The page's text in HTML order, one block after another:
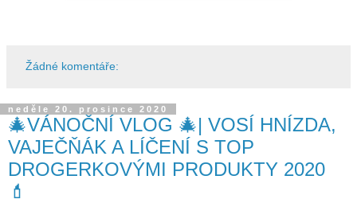
Žádné komentáře:
neděle 20. prosince 2020
🎄VÁNOČNÍ VLOG 🎄| VOSÍ HNÍZDA,
VAJEČŇÁK A LÍČENÍ S TOP
DROGERKOVÝMI PRODUKTY 2020
💄